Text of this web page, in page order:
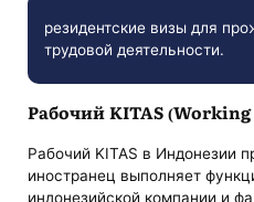
резидентские визы для
трудовой деятельности.
Рабочий KITAS (Working
Рабочий KITAS в Индонезии
иностранец выполняет
индонезийской компании и